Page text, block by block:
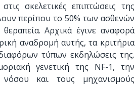
σκελετικές επιπτώσεις της
περίπου το 50% των ασθενών
Αρχικά έγινε αναφορά
αναδρομή αυτής, τα κριτήρια
τύπων εκδηλώσεις της.
γενετική της NF-1, την
και τους μηχανισμούς